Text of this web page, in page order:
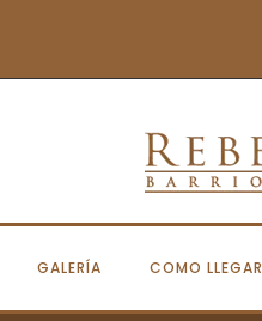
GALERÍA COMO LLEGAR